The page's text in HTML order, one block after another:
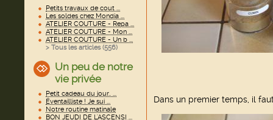
Petits travaux de cout ...
Les soldes chez Mondia ...
ATELIER COUTURE - Repa ...
ATELIER COUTURE - Mon ...
ATELIER COUTURE - Un b ...
> Tous les articles (556)
Un peu de notre
vie privée
Petit cadeau du jour.. ...
Éventailliste ! Je sui ...
Notre routine matinale
BON JEUDI DE L'ASCENSI ...
Dans un premier temps, il